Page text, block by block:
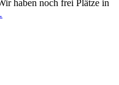
haben noch frei Plätze in